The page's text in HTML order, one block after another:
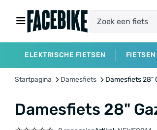
ELEKTRISCHE FIETSEN FIETSEN
Startpagina Damesfiets Damesfiets 28"
Damesfiets 28"